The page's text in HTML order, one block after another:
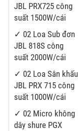
JBL PRX725 công
suất 1500W/cái
✓ 02 Loa Sub đơn
JBL 818S công
suất 2000W/cái
✓ 02 Loa Sân khấu
JBL PRX 715 công
suất 1000W/cái
✓ 02 Micro không
dây shure PGX